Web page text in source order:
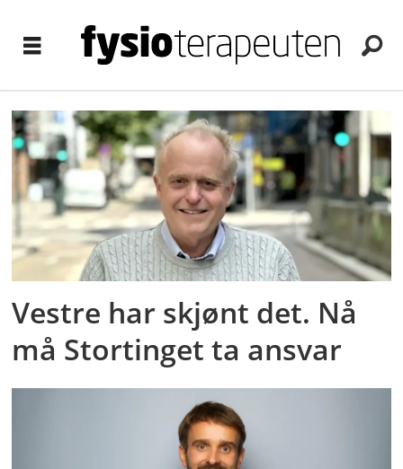
Tag:
helsepersonell
Vestre har skjønt det. Nå
må Stortinget ta ansvar